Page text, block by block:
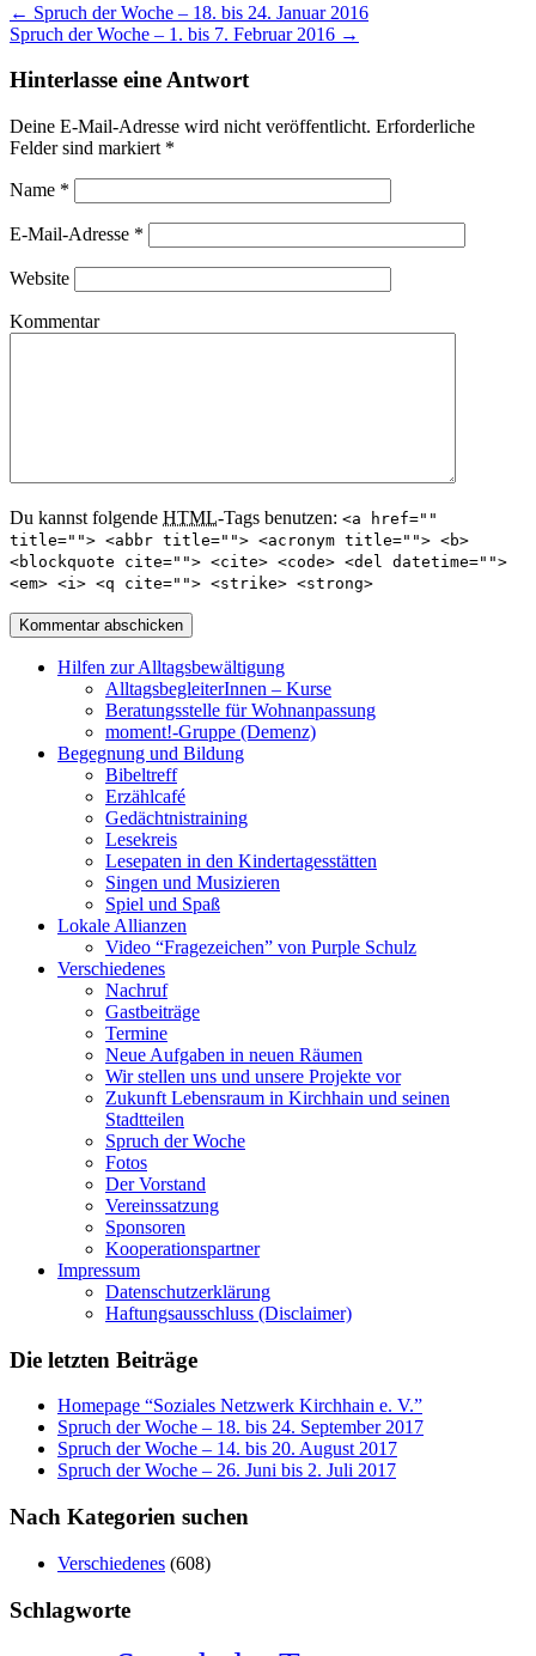
← Spruch der Woche – 18. bis 24. Januar 2016
Spruch der Woche – 1. bis 7. Februar 2016 →
Hinterlasse eine Antwort
Deine E-Mail-Adresse wird nicht veröffentlicht. Erforderliche
Felder sind markiert *
Name *
E-Mail-Adresse *
Website
Kommentar
Du kannst folgende HTML-Tags benutzen: <a href=""
title=""> <abbr title=""> <acronym title=""> <b>
<blockquote cite=""> <cite> <code> <del datetime="">
<em> <i> <q cite=""> <strike> <strong>
Hilfen zur Alltagsbewältigung
AlltagsbegleiterInnen – Kurse
Beratungsstelle für Wohnanpassung
moment!-Gruppe (Demenz)
Begegnung und Bildung
Bibeltreff
Erzählcafé
Gedächtnistraining
Lesekreis
Lesepaten in den Kindertagesstätten
Singen und Musizieren
Spiel und Spaß
Lokale Allianzen
Video “Fragezeichen” von Purple Schulz
Verschiedenes
Nachruf
Gastbeiträge
Termine
Neue Aufgaben in neuen Räumen
Wir stellen uns und unsere Projekte vor
Zukunft Lebensraum in Kirchhain und seinen
Stadtteilen
Spruch der Woche
Fotos
Der Vorstand
Vereinssatzung
Sponsoren
Kooperationspartner
Impressum
Datenschutzerklärung
Haftungsausschluss (Disclaimer)
Die letzten Beiträge
Homepage “Soziales Netzwerk Kirchhain e. V.”
Spruch der Woche – 18. bis 24. September 2017
Spruch der Woche – 14. bis 20. August 2017
Spruch der Woche – 26. Juni bis 2. Juli 2017
Nach Kategorien suchen
Verschiedenes (608)
Schlagworte